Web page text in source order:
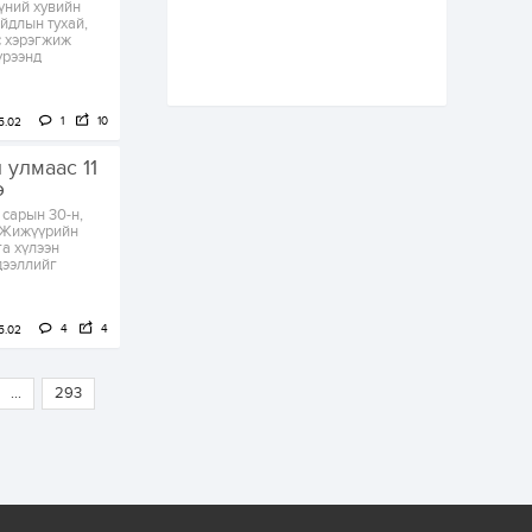
хувийн
тухай,
хэрэгжиж
1 10
11
30-н,
хүлээн
4 4
...
293